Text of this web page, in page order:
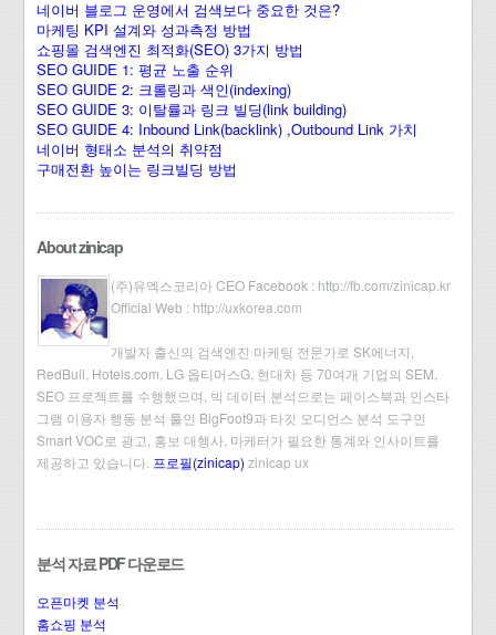
네이버 블로그 운영에서 검색보다 중요한 것은?
마케팅 KPI 설계와 성과측정 방법
쇼핑몰 검색엔진 최적화(SEO) 3가지 방법
SEO GUIDE 1: 평균 노출 순위
SEO GUIDE 2: 크롤링과 색인(indexing)
SEO GUIDE 3: 이탈률과 링크 빌딩(link building)
SEO GUIDE 4: Inbound Link(backlink) ,Outbound Link 가치
네이버 형태소 분석의 취약점
구매전환 높이는 링크빌딩 방법
About zinicap
(주)유엑스코리아 CEO Facebook : http://fb.com/zinicap.kr
Official Web : http://uxkorea.com
개발자 출신의 검색엔진 마케팅 전문가로 SK에너지,
RedBull, Hotels.com, LG 옵티머스G, 현대차 등 70여개 기업의 SEM,
SEO 프로젝트를 수행했으며, 빅 데이터 분석으로는 페이스북과 인스타
그램 이용자 행동 분석 툴인 BigFoot9과 타깃 오디언스 분석 도구인
Smart VOC로 광고, 홍보 대행사, 마케터가 필요한 통계와 인사이트를
제공하고 있습니다. 프로필(zinicap) zinicap ux
분석 자료 PDF 다운로드
오픈마켓 분석
홈쇼핑 분석